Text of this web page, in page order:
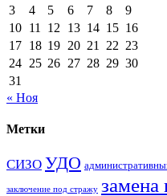
3
4 5 6 7 8
9
10 11 12 13 14 15 16
17 18 19 20 21 22 23
24 25 26 27 28 29 30
31
« Ноя
Метки
СИЗО УДО
заключение под стражу замена